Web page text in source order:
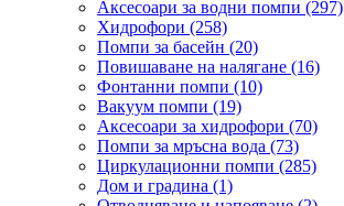
Аксесоари за водни помпи (297)
Хидрофори (258)
Помпи за басейн (20)
Повишаване на налягане (16)
Фонтанни помпи (10)
Вакуум помпи (19)
Аксесоари за хидрофори (70)
Помпи за мръсна вода (73)
Циркулационни помпи (285)
Дом и градина (1)